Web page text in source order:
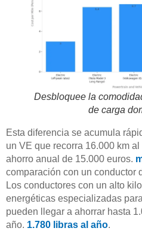
Desbloquee la
de carga
Esta diferencia se acumula
un VE que recorra 16.000 km
ahorro anual de 15.000 euros.
comparación con un conductor
Los conductores con un alto
energéticas especializadas
pueden llegar a ahorrar hasta
año. 1.780 libras al año.